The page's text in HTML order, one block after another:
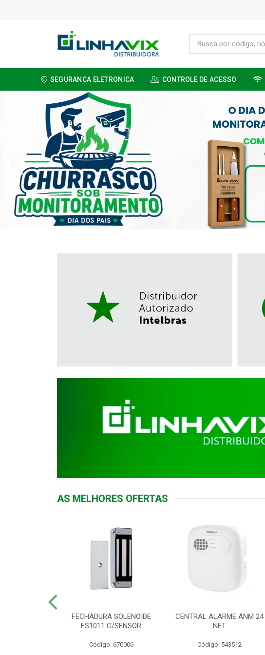
SEGURANCA ELETRONICA CONTROLE DE ACESSO
AS MELHORES OFERTAS
FECHADURA SOLENOIDE
FS1011 C/SENSOR
Código: 670006
CENTRAL ALARME ANM 24
NET
Código: 543512